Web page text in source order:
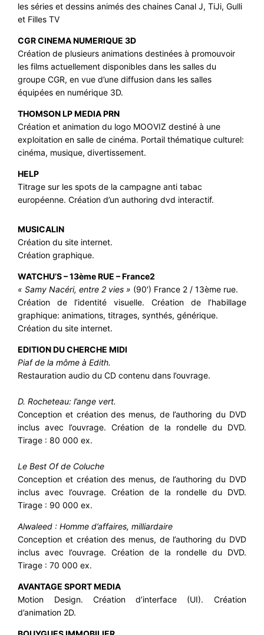
les séries et dessins animés des chaines Canal J, TiJi, Gulli
et Filles TV
CGR CINEMA NUMERIQUE 3D
Création de plusieurs animations destinées à promouvoir
les films actuellement disponibles dans les salles du
groupe CGR, en vue d’une diffusion dans les salles
équipées en numérique 3D.
THOMSON LP MEDIA PRN
Création et animation du logo MOOVIZ destiné à une
exploitation en salle de cinéma. Portail thématique culturel:
cinéma, musique, divertissement.
HELP
Titrage sur les spots de la campagne anti tabac
européenne. Création d’un authoring dvd interactif.
MUSICALIN
Création du site internet.
Création graphique.
WATCHU’S – 13ème RUE – France2
« Samy Nacéri, entre 2 vies » (90′) France 2 / 13ème rue.
Création de l’identité visuelle. Création de l’habillage
graphique: animations, titrages, synthés, générique.
Création du site internet.
EDITION DU CHERCHE MIDI
Piaf de la môme à Edith.
Restauration audio du CD contenu dans l’ouvrage.
D. Rocheteau: l’ange vert.
Conception et création des menus, de l’authoring du DVD
inclus avec l’ouvrage. Création de la rondelle du DVD.
Tirage : 80 000 ex.
Le Best Of de Coluche
Conception et création des menus, de l’authoring du DVD
inclus avec l’ouvrage. Création de la rondelle du DVD.
Tirage : 90 000 ex.
Alwaleed : Homme d’affaires, milliardaire
Conception et création des menus, de l’authoring du DVD
inclus avec l’ouvrage. Création de la rondelle du DVD.
Tirage : 70 000 ex.
AVANTAGE SPORT MEDIA
Motion Design. Création d’interface (UI). Création
d’animation 2D.